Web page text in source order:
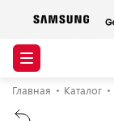
Главная Каталог